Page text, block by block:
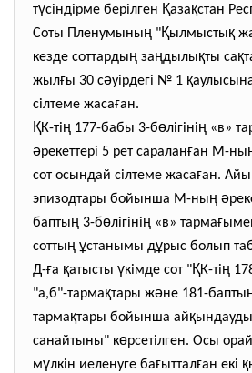
түсіндірме берілген Қазақстан
Соты Пленумының "Қылмыстық
кезде соттардың заңдылықты сақ
жылғы 30 сәуірдегі № 1 қ
сілтеме жасаған.
ҚК-тің 177-бабы 3-бөлігінің «в»
әрекеттері 5 рет сараланған М-ны
сот осындай сілтеме жасаған.
эпизодтары бойынша М-ның ә
баптың 3-бөлігінің «в» тармағ
соттың ұстанымы дұрыс болып
Д-ға қатысты үкімде сот "ҚК-тің
"а,б"-тармақтары және 181-бапты
тармақтары бойынша айқ
санайтыны" көрсетілген. Осы
мүлкін иеленуге бағытталған екі қ